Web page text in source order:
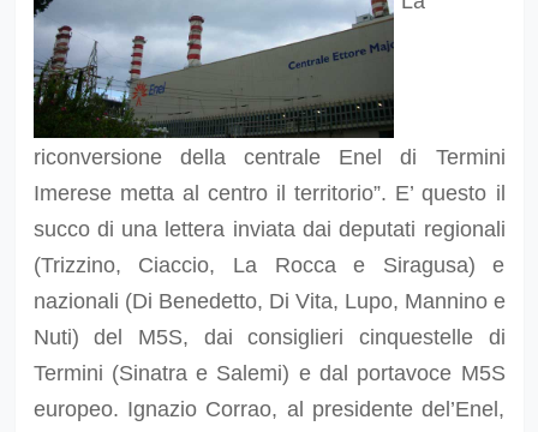
riconversione della centrale Enel di Termini
Imerese metta al centro il territorio”. E’ questo il
succo di una lettera inviata dai deputati regionali
(Trizzino, Ciaccio, La Rocca e Siragusa) e
nazionali (Di Benedetto, Di Vita, Lupo, Mannino e
Nuti) del M5S, dai consiglieri cinquestelle di
Termini (Sinatra e Salemi) e dal portavoce M5S
europeo. Ignazio Corrao, al presidente del’Enel,